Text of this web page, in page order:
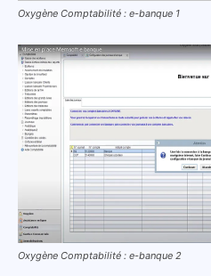
Oxygène Comptabilité : e-banque 1
Oxygène Comptabilité : e-banque 2